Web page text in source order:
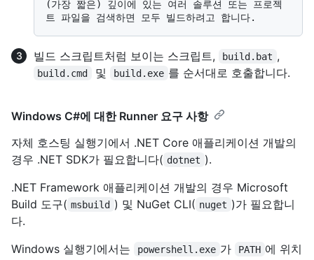
(가장 짧은) 깊이에 있는 여러 솔루션 또는 프로젝
빌드 스크립트처럼 보이는 스크립트, build.bat ,
build.cmd 및 build.exe 를 순서대로 호출합니다.
Windows C#에 대한 Runner 요구 사항
자체 호스팅 실행기에서 .NET Core 애플리케이션 개발의
경우 .NET SDK가 필요합니다( dotnet ).
.NET Framework 애플리케이션 개발의 경우 Microsoft
Build 도구( msbuild ) 및 NuGet CLI( nuget )가 필요합니
다.
Windows 실행기에서는
powershell.exe 가 PATH 에 위치